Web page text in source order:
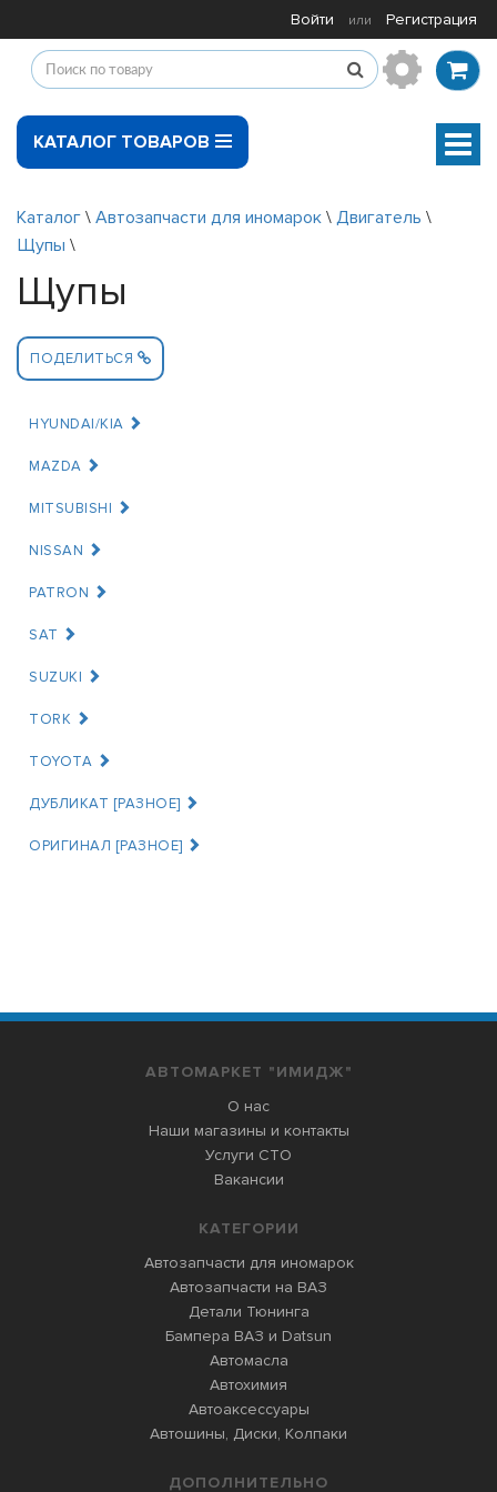
Войти или Регистрация
КАТАЛОГ ТОВАРОВ
Каталог \ Автозапчасти для иномарок \ Двигатель \
Щупы \
Щупы
ПОДЕЛИТЬСЯ
HYUNDAI/KIA
MAZDA
MITSUBISHI
NISSAN
PATRON
SAT
SUZUKI
TORK
TOYOTA
ДУБЛИКАТ [РАЗНОЕ]
ОРИГИНАЛ [РАЗНОЕ]
АВТОМАРКЕТ "ИМИДЖ"
О нас
Наши магазины и контакты
Услуги СТО
Вакансии
КАТЕГОРИИ
Автозапчасти для иномарок
Автозапчасти на ВАЗ
Детали Тюнинга
Бампера ВАЗ и Datsun
Автомасла
Автохимия
Автоаксессуары
Автошины, Диски, Колпаки
ДОПОЛНИТЕЛЬНО